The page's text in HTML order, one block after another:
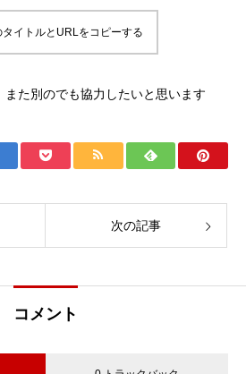
タイトルとURLをコピーする
た別のでも協力したいと思います
次の記事
コメント